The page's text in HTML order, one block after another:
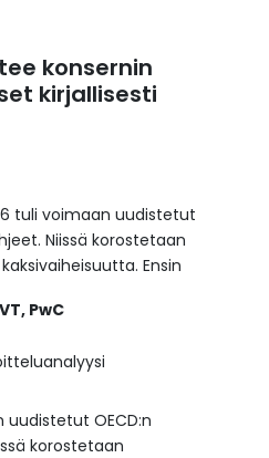
konsernin
kirjallisesti
tuli voimaan uudistetut
Niissä korostetaan
Ensin
VT, PwC
uudistetut OECD:n
korostetaan